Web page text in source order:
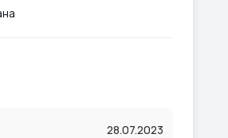
28.07.2023